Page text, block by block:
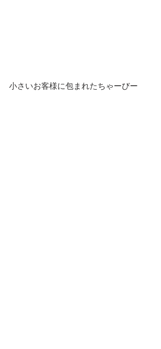
小さいお客様に包まれたちゃーびー